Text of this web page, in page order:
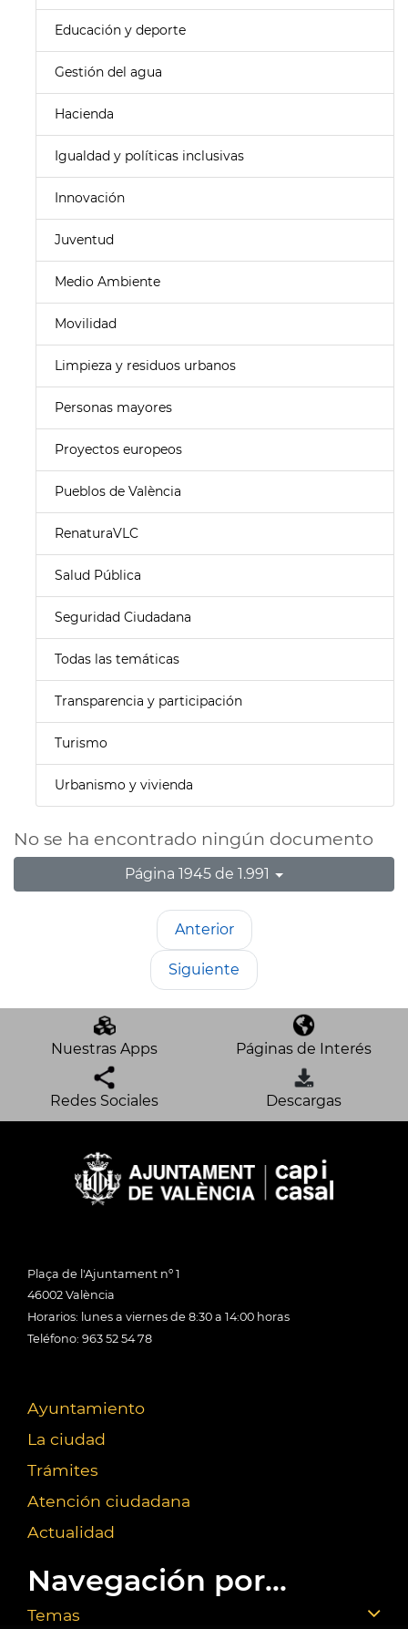
Educación y deporte
Gestión del agua
Hacienda
Igualdad y políticas inclusivas
Innovación
Juventud
Medio Ambiente
Movilidad
Limpieza y residuos urbanos
Personas mayores
Proyectos europeos
Pueblos de València
RenaturaVLC
Salud Pública
Seguridad Ciudadana
Todas las temáticas
Transparencia y participación
Turismo
Urbanismo y vivienda
No se ha encontrado ningún documento
Página 1945 de 1.991
Anterior
Siguiente
Nuestras Apps Páginas de Interés
Redes Sociales Descargas
Plaça de l'Ajuntament nº 1
46002 València
Horarios: lunes a viernes de 8:30 a 14:00 horas
Teléfono: 963 52 54 78
Ayuntamiento
La ciudad
Trámites
Atención ciudadana
Actualidad
Navegación por...
Temas